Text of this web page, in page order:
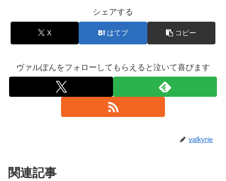
シェアする
X はてブ コピー
ヴァルぽんをフォローしてもらえると泣いて喜びます
valkyrie
関連記事